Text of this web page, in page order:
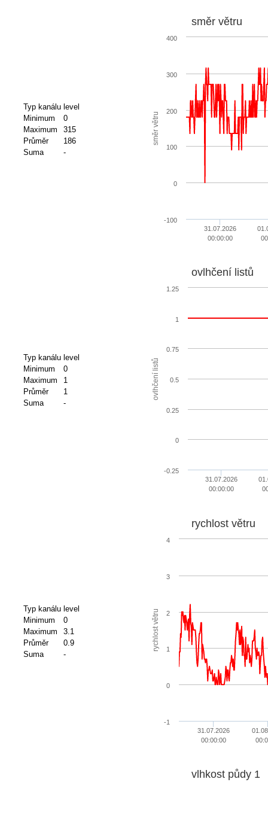
Typ kanálu level
Minimum
0
Maximum
315
Průměr
186
Suma
-
směr větru
směr větru
31.07.2026
00:00:00
0
100
200
300
-100
400
Typ kanálu level
Minimum
0
Maximum
1
Průměr
1
Suma
-
ovlhčení listů
ovlhčení listů
31.07.2026
00:00:00
-0.25
0
0.25
0.5
0.75
1
1.25
Typ kanálu level
Minimum
0
Maximum
3.1
Průměr
0.9
Suma
-
rychlost větru
rychlost větru
31.07.2026
00:00:00
0
1
2
3
-1
4
vlhkost půdy 1